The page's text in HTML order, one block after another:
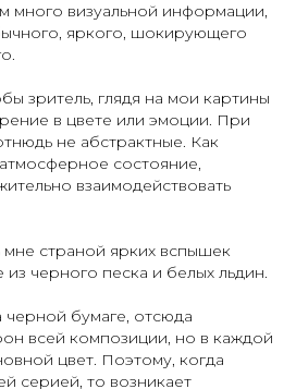
много визуальной информации,
яркого, шокирующего
зритель, глядя на мои картины
в цвете или эмоции. При
не абстрактные. Как
состояние,
взаимодействовать
мне страной ярких вспышек
черного песка и белых льдин.
бумаге, отсюда
всей композиции, но в каждой
цвет. Поэтому, когда
серией, то возникает